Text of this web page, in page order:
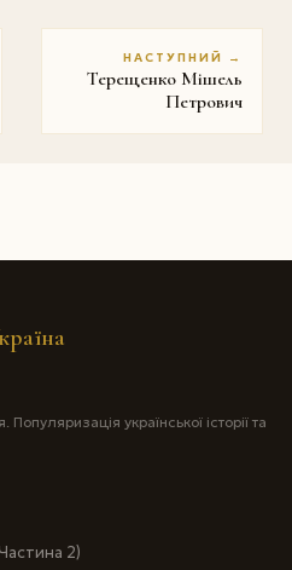
НАСТУПНИЙ →
Терещенко Мішель
Петрович
української історії та
2)